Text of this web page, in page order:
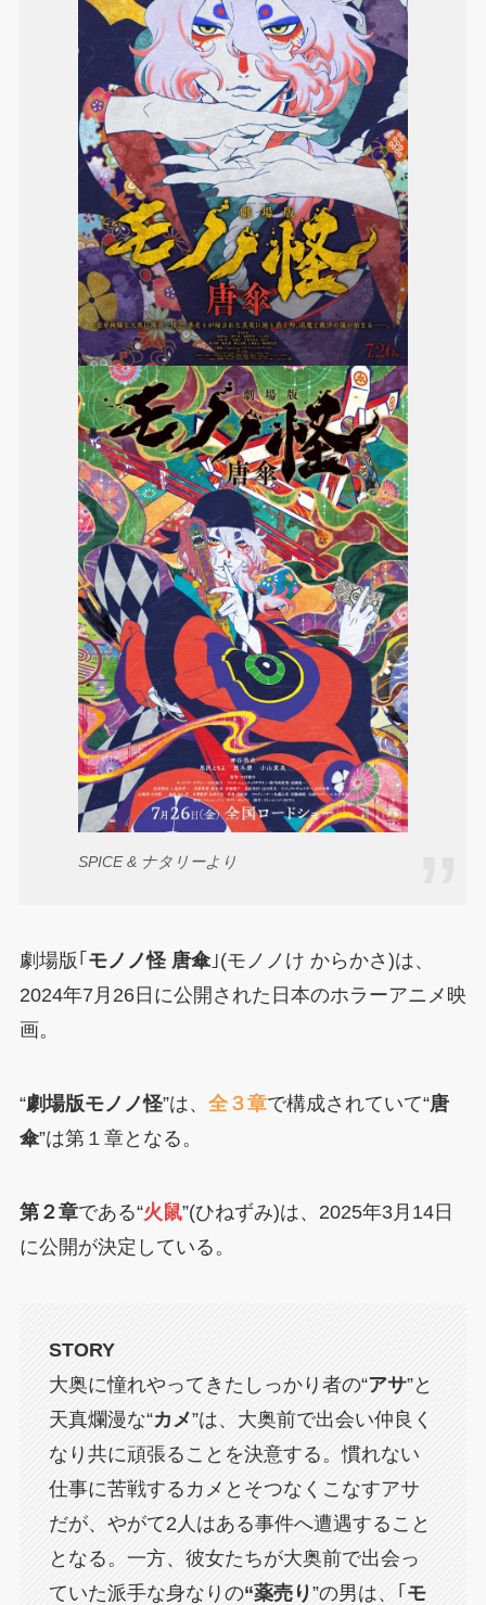
SPICE & ナタリーより
劇場版｢ モノノ怪 唐傘｣(モノノけ からかさ)は、
2024年7月26日に公開された日本のホラーアニメ映
画。
“劇場版モノノ怪”は、 全３章で構成されていて“唐
傘”は第１章となる。
第２章である“火鼠”(ひねずみ)は、2025年3月14日
に公開が決定している。
STORY
大奥に憧れやってきたしっかり者の“アサ”と
天真爛漫な“カメ”は、大奥前で出会い仲良く
なり共に頑張ることを決意する。慣れない
仕事に苦戦するカメとそつなくこなすアサ
だが、やがて2人はある事件へ遭遇すること
となる。一方、彼女たちが大奥前で出会っ
ていた派手な身なりの“薬売り”の男は、｢ モ